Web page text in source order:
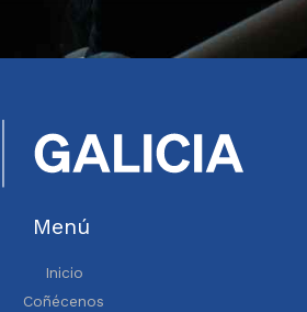
Menú
Inicio
Coñécenos